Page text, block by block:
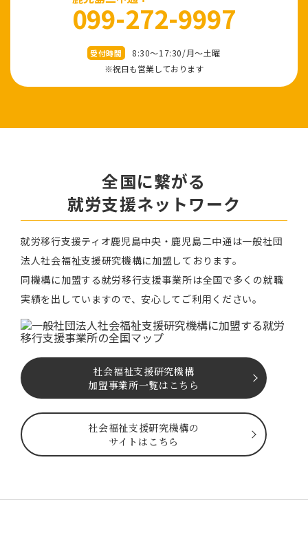
099-272-9997
受付時間
8:30～17:30/⽉〜⼟曜
※祝⽇も営業しております
全国に繋がる
就労⽀援ネットワーク
就労移⾏⽀援ティオ⿅児島中央・鹿児島二中通は⼀般社団
法⼈社会福祉⽀援研究機構に加盟しております。
同機構に加盟する就労移⾏⽀援事業所は全国で多くの就職
実績を出していますので、安⼼してご利⽤ください。
社会福祉⽀援研究機構
加盟事業所一覧はこちら
社会福祉⽀援研究機構の
サイトはこちら